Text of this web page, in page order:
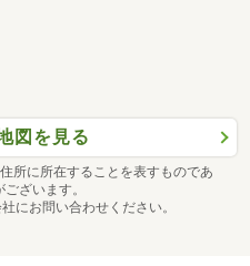
ベーション工事まで当社が
図を見る
所に所在することを表すものであ
ざいます。
にお問い合わせください。